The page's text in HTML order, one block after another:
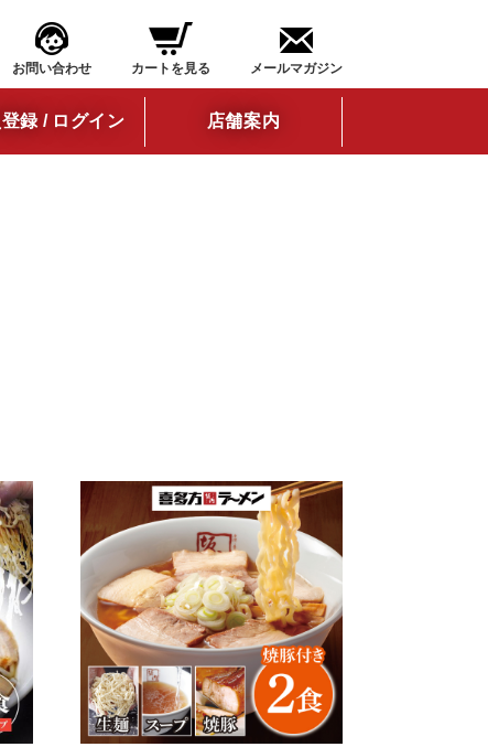
お問い合わせ カートを見る メールマガジン
録 / ログイン 店舗案内